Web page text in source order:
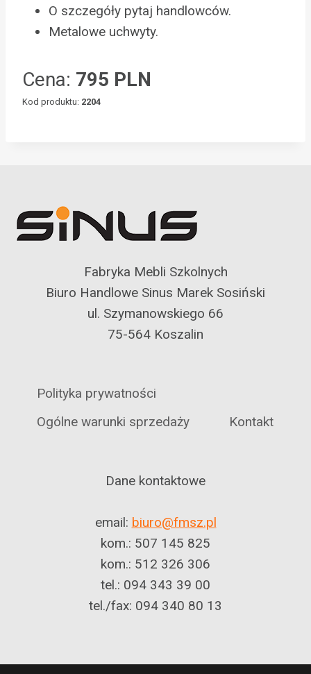
O szczegóły pytaj handlowców.
Metalowe uchwyty.
Cena: 795 PLN
Kod produktu: 2204
Fabryka Mebli Szkolnych
Biuro Handlowe Sinus Marek Sosiński
ul. Szymanowskiego 66
75-564 Koszalin
Polityka prywatności
Ogólne warunki sprzedaży
Kontakt
Dane kontaktowe
email: biuro@fmsz.pl
kom.: 507 145 825
kom.: 512 326 306
tel.: 094 343 39 00
tel./fax: 094 340 80 13